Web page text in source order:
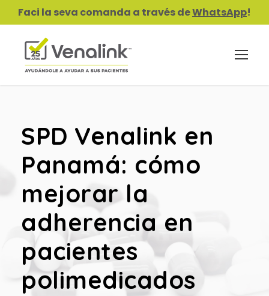
Faci la seva comanda a través deWhatsApp!
SPD Venalink en
Panamá: cómo
mejorar la
adherencia en
pacientes
polimedicados